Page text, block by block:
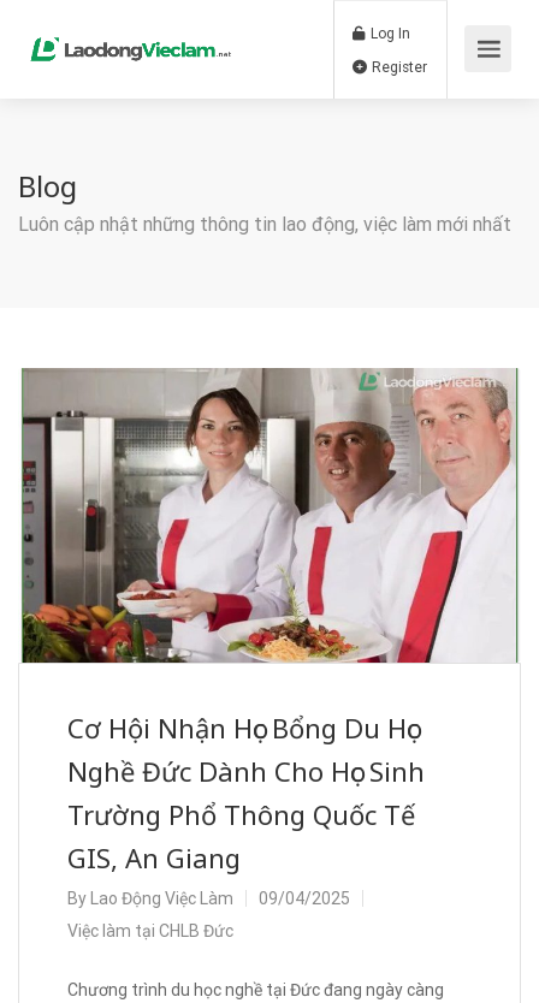
Log In
Blog
Luôn cập nhật những thông tin lao động, việc làm mới nhất
Cơ Hội Nhận Học Bổng Du Học
Nghề Đức Dành Cho Học Sinh
Trường Phổ Thông Quốc Tế
GIS, An Giang
By Lao Động Việc Làm
09/04/2025
Việc làm tại CHLB Đức
Chương trình du học nghề tại Đức đang ngày càng